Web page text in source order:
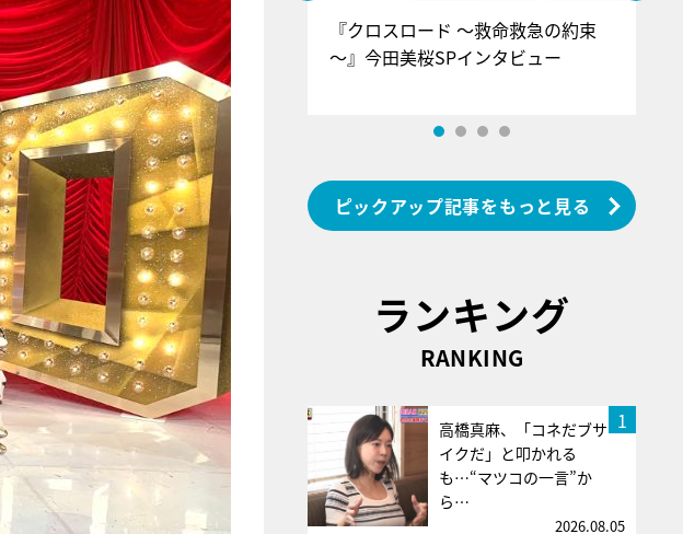
『アイ＝ラブ！げーみんぐ』＝LOV
E齋藤樹愛羅＆佐々木舞香SPインタ
ビュー
『クロスロード ～救命救急の約束
～』今田美桜SPインタビュー
ピックアップ記事をもっと見る
ランキング
RANKING
1
高橋真麻、「コネだブサ
イクだ」と叩かれる
も…“マツコの一言”か
ら…
2026.08.05